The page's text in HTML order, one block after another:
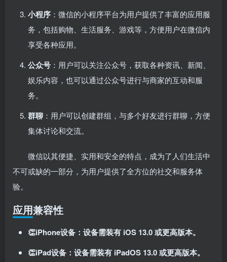
小程序 ：微信的小程序平台为用户提供了丰富的应用服
务，包括购物、生活服务、游戏等，方便用户在微信内
享受各种应用。
公众号 ：用户可以关注公众号，获取各种资讯、新闻、
娱乐内容，也可以通过公众号进行与商家的互动和服
务。
群聊 ：用户可以创建群组，与多个好友进行群聊，方便
集体讨论和交流。
微信以其便捷、实用和安全的特点，成为了人们生活中
不可或缺的一部分，为用户提供了全方位的社交和服务体
验。
应用兼容性
👏iPhone设备：设备需装有 iOS 13.0 或更高版本。
👏iPad设备：设备需装有 iPadOS 13.0 或更高版本。